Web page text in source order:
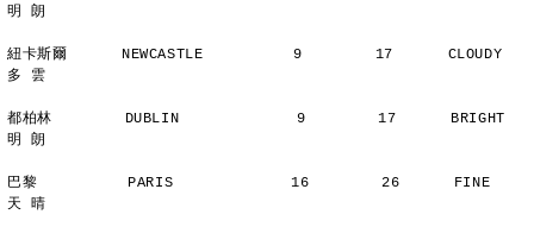
明 朗
紐卡斯爾      NEWCASTLE          9        17      CLOUDY
多 雲
都柏林        DUBLIN             9        17      BRIGHT
明 朗
巴黎          PARIS             16        26      FINE
天 晴